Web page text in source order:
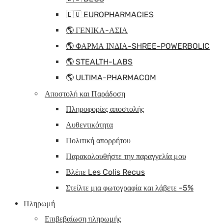
🇪🇺 EUROPHARMACIES
🌎 ΓΕΝΙΚΑ-ΑΣΙΑ
🌎 ΦΑΡΜΑ ΙΝΔΙΑ-SHREE-POWERBOLIC
🌎 STEALTH-LABS
🌎 ULTIMA-PHARMACOM
Αποστολή και Παράδοση
Πληροφορίες αποστολής
Αυθεντικότητα
Πολιτική απορρήτου
Παρακολουθήστε την παραγγελία μου
Βλέπε Les Colis Recus
Στείλτε μια φωτογραφία και λάβετε -5%
Πληρωμή
Επιβεβαίωση πληρωμής